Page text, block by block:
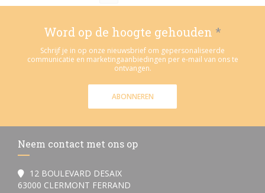
Word op de hoogte gehouden *
Schrijf je in op onze nieuwsbrief om gepersonaliseerde
communicatie en marketingaanbiedingen per e-mail van ons te
ontvangen.
ABONNEREN
Neem contact met ons op
12 BOULEVARD DESAIX
63000 CLERMONT FERRAND